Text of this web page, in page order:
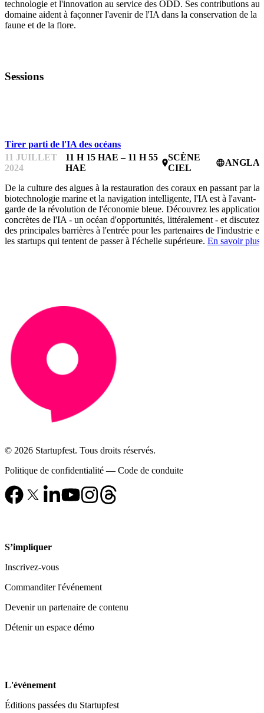
technologie et l'innovation au service des ODD. Ses contributions au
domaine aident à façonner l'avenir de l'IA dans la conservation de la
faune et de la flore.
Sessions
Tirer parti de l'IA des océans
11 JUILLET
2024
11 H 15 HAE – 11 H 55
HAE
place
SCÈNE
CIEL
language
De la culture des algues à la restauration des coraux en passant par la
biotechnologie marine et la navigation intelligente, l'IA est à l'avant-
garde de la révolution de l'économie bleue. Découvrez les
concrètes de l'IA - un océan d'opportunités, littéralement - et discutez
des principales barrières à l'entrée pour les partenaires de l'industrie et
les startups qui tentent de passer à l'échelle supérieure. En savoir plus.
© 2026 Startupfest. Tous droits réservés.
Politique de confidentialité — Code de conduite
S’impliquer
Inscrivez-vous
Commanditer l'événement
Devenir un partenaire de contenu
Détenir un espace démo
L'événement
Éditions passées du Startupfest